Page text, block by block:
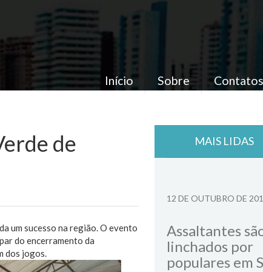
Início Sobre Contatos
de
um sucesso na região. O evento
do encerramento da
dos jogos.
MAIS LIDAS
12 DE OUTUBRO DE
Assaltantes
linchados por
populares em